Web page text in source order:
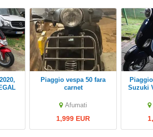
Piaggio vespa 50 fara
carnet
Afumati
1,999 EUR
Piaggio Vespa LX 50 si
Suzuki